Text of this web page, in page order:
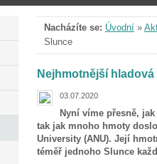
Nacházíte se: Úvodní »
Slunce
Nejhmotnější
03.07.2020
Nyní víme přesně,
tak jak mnoho hmoty
University (ANU). Její
téměř jednoho Slunce